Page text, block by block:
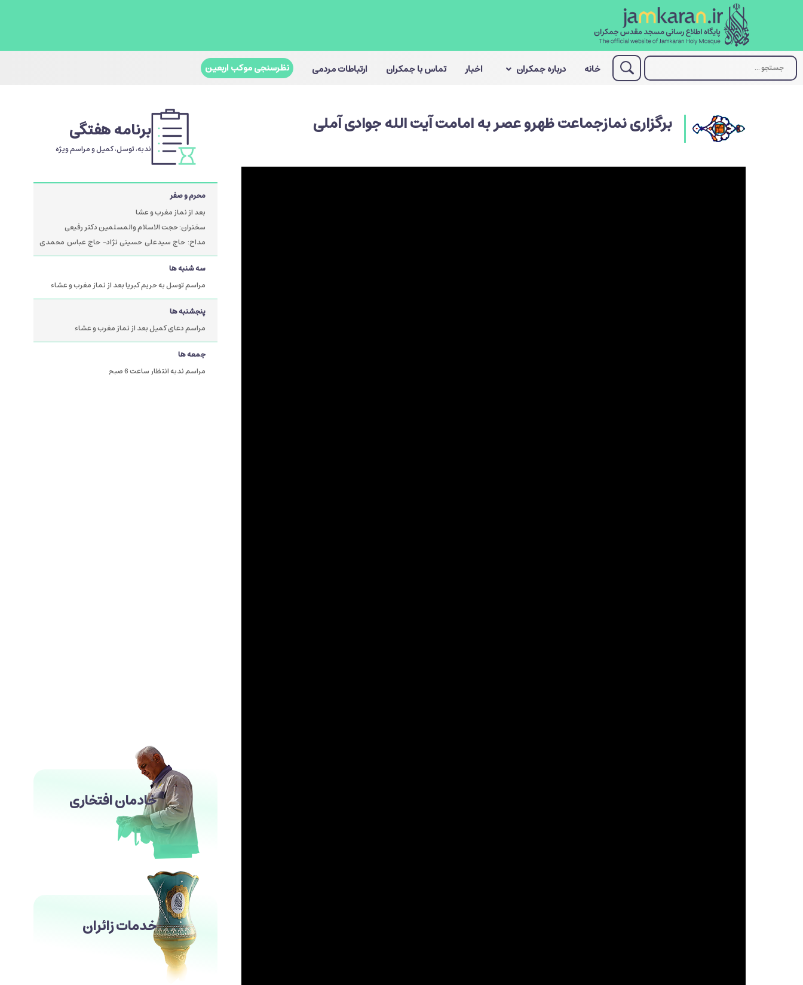
خانه درباره جمکران اخبار تماس با جمکران ارتباطات مردمی نظرسنجی موکب اربعین
برگزاری نمازجماعت ظهرو عصر به امامت آیت الله جوادی آملی برنامه هفتگی
ندبه، توسل، کمیل و مراسم ویژه
محرم و صفر
بعد از نماز مغرب و عشا
سخنران: حجت الاسلام والمسلمین دکتر رفیعی
مداح: حاج سیدعلی حسینی نژاد- حاج عباس محمدی
پور
سه شنبه ها
مراسم توسل به حریم کبریا بعد از نماز مغرب و عشاء
پنجشنبه ها
مراسم دعای کمیل بعد از نماز مغرب و عشاء
جمعه ها
مراسم ندبه انتظار ساعت 6 صبح
خادمان افتخاری
خدمات زائران